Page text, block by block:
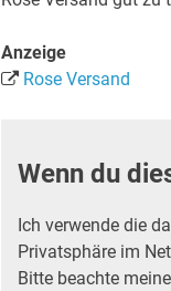
Anzeige
Rose Versand
Wenn du
Ich verwende die
Privatsphäre im
Bitte beachte